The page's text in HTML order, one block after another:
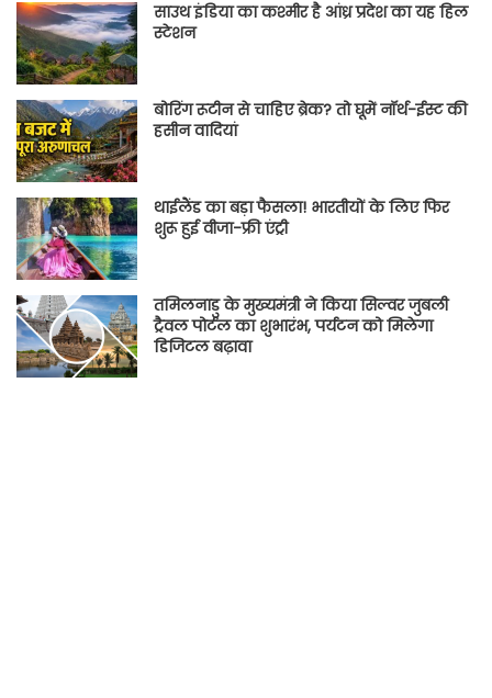
साउथ इंडिया का कश्मीर है आंध्र प्रदेश का यह हिल
स्टेशन
बोरिंग रूटीन से चाहिए ब्रेक? तो घूमें नॉर्थ-ईस्ट की
हसीन वादियां
थाईलैंड का बड़ा फैसला! भारतीयों के लिए फिर
शुरू हुई वीजा-फ्री एंट्री
तमिलनाडु के मुख्यमंत्री ने किया सिल्वर जुबली
ट्रैवल पोर्टल का शुभारंभ, पर्यटन को मिलेगा
डिजिटल बढ़ावा